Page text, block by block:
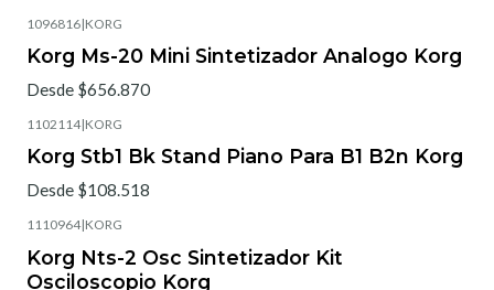
1096816|KORG
Korg Ms-20 Mini Sintetizador Analogo Korg
Desde $656.870
1102114|KORG
Korg Stb1 Bk Stand Piano Para B1 B2n Korg
Desde $108.518
1110964|KORG
Korg Nts-2 Osc Sintetizador Kit
Osciloscopio Korg